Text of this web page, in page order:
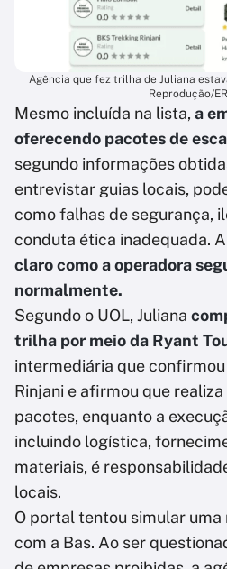
Agência que fez trilha de Juliana
Reprodução/
Mesmo incluída na lista, a
oferecendo pacotes de
segundo informações
entrevistar guias locais,
como falhas de segurança,
conduta ética inadequada.
claro como a operadora
normalmente.
Segundo o UOL, Juliana
trilha por meio da Ryant
intermediária que
Rinjani e afirmou que
pacotes, enquanto a
incluindo logística,
materiais, é
locais.
O portal tentou simular
com a Bas. Ao ser